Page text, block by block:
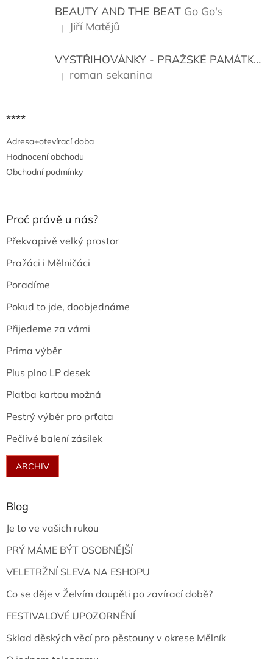
BEAUTY AND THE BEAT Go Go's
Hodnocení produktu je 5 z 5 hvězdiček.
| Jiří Matějů
VYSTŘIHOVÁNKY - PRAŽSKÉ PAMÁTKY
Hodnocení produktu je 5 z 5 hvězdiček.
| roman sekanina
****
Adresa+otevírací doba
Hodnocení obchodu
Obchodní podmínky
Proč právě u nás?
Překvapivě velký prostor
Pražáci i Mělničáci
Poradíme
Pokud to jde, doobjednáme
Přijedeme za vámi
Prima výběr
Plus plno LP desek
Platba kartou možná
Pestrý výběr pro prťata
Pečlivé balení zásilek
ARCHIV
Blog
Je to ve vašich rukou
PRÝ MÁME BÝT OSOBNĚJŠÍ
VELETRŽNÍ SLEVA NA ESHOPU
Co se děje v Želvím doupěti po zavírací době?
FESTIVALOVÉ UPOZORNĚNÍ
Sklad děských věcí pro pěstouny v okrese Mělník